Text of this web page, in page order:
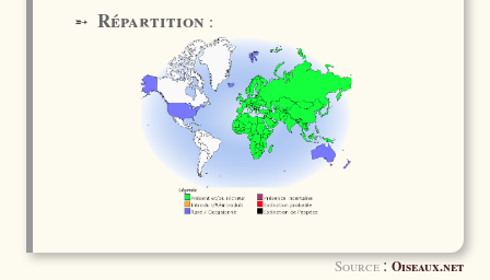
➵ Répartition :
Source:Oiseaux.net